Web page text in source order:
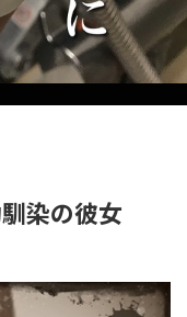
染の彼女